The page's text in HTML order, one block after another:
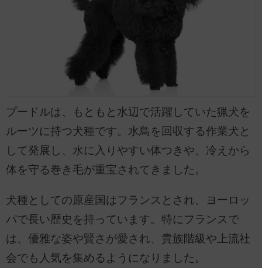
プードルは、もともと水辺で活躍していた猟犬を
ルーツに持つ犬種です。水鳥を回収する作業犬と
して発展し、水に入りやすい体つきや、冷えから
体を守る巻き毛が重宝されてきました。
犬種としての原産国はフランスとされ、ヨーロッ
パで長い歴史を持っています。特にフランスで
は、優雅な姿や賢さが愛され、貴族階級や上流社
会でも人気を集めるようになりました。